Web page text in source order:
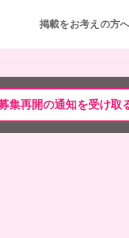
掲載をお考えの方
集再開の通知を受け取